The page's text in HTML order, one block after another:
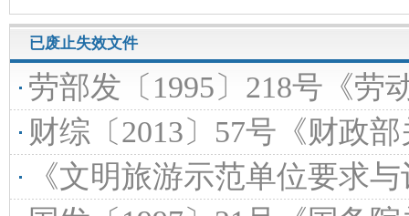
已废止失效文件
劳部发〔1995〕218号《劳动部财政部审计署关于颁发〈国有
财综〔2013〕57号《财政部关于进一步加强行政事
《文明旅游示范单位要求与评价》